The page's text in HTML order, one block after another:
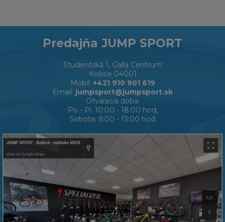
Predajňa JUMP SPORT
Študentská 1, Galla Centrum
Košice 04001
Mobil: +421 910 901 619
Email: jumpsport@jumpsport.sk
Otváracia doba:
Po - Pi: 10:00 - 18:00 hod,
Sobota: 9:00 - 13:00 hod